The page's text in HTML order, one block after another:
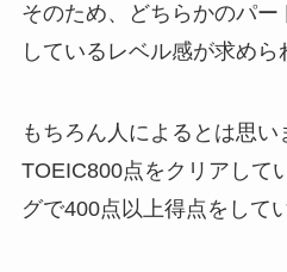
そのため、どちらかのパ
しているレベル感が求めら
もちろん人によるとは思
TOEIC800点をクリアして
グで400点以上得点をして